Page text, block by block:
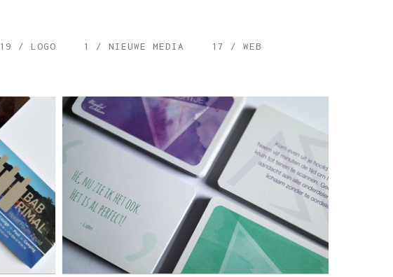
19 / LOGO 1 / NIEUWE MEDIA 17 / WEB